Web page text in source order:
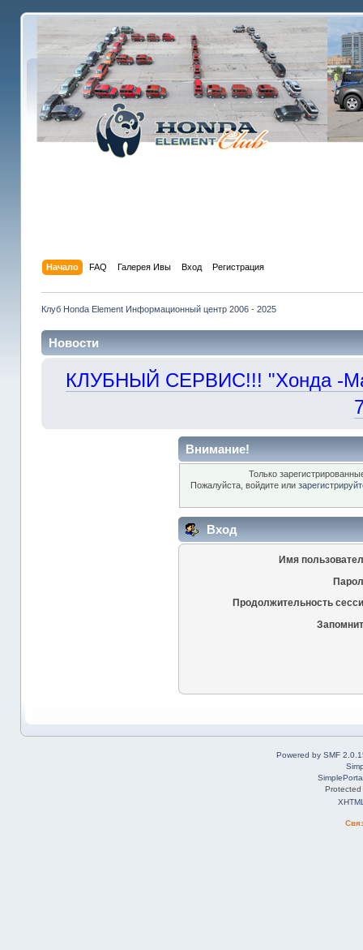
Начало FAQ Галерея Ивы Вход Регистрация
Клуб Honda Element Информационный центр 2006 - 2025
Новости
КЛУБНЫЙ СЕРВИС!!! "Хонда -
Внимание!
Только
Пожалуйста, войдите или
Вход
Имя
Продолжительность
Powered by SMF